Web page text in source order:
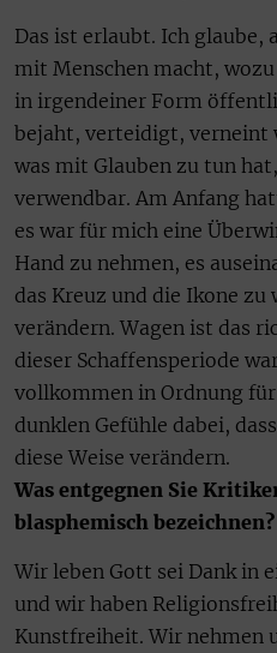
Das ist erlaubt. Ich glaube,
mit Menschen macht,
in irgendeiner Form
bejaht, verteidigt, verneint
was mit Glauben zu tun
verwendbar. Am Anfang
es war für mich eine
Hand zu nehmen, es
das Kreuz und die Ikone zu
verändern. Wagen ist das
dieser Schaffensperiode
vollkommen in Ordnung
dunklen Gefühle dabei,
diese Weise verändern.
Was entgegnen Sie
blasphemisch bezeichnen?
Wir leben Gott sei Dank in
und wir haben
Kunstfreiheit. Wir nehmen